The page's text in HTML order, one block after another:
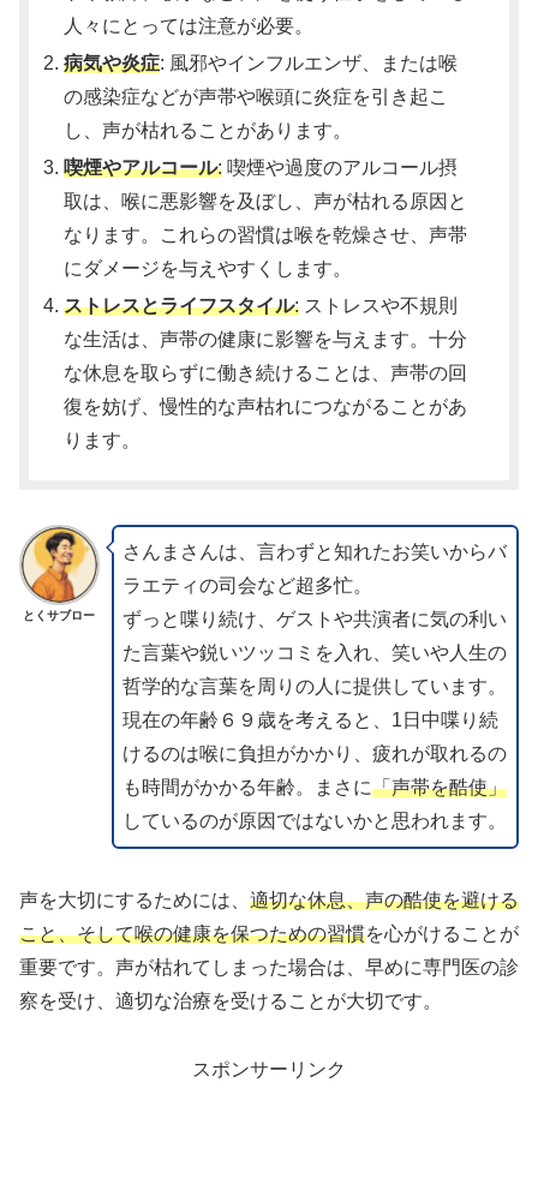
人々にとっては注意が必要。
病気や炎症: 風邪やインフルエンザ、または喉
の感染症などが声帯や喉頭に炎症を引き起こ
し、声が枯れることがあります。
喫煙やアルコール: 喫煙や過度のアルコール摂
取は、喉に悪影響を及ぼし、声が枯れる原因と
なります。これらの習慣は喉を乾燥させ、声帯
にダメージを与えやすくします。
ストレスとライフスタイル: ストレスや不規則
な生活は、声帯の健康に影響を与えます。十分
な休息を取らずに働き続けることは、声帯の回
復を妨げ、慢性的な声枯れにつながることがあ
ります。
とくサブロー
さんまさんは、言わずと知れたお笑いからバ
ラエティの司会など超多忙。
ずっと喋り続け、ゲストや共演者に気の利い
た言葉や鋭いツッコミを入れ、笑いや人生の
哲学的な言葉を周りの人に提供しています。
現在の年齢６９歳を考えると、1日中喋り続
けるのは喉に負担がかかり、疲れが取れるの
も時間がかかる年齢。まさに「声帯を酷使」
しているのが原因ではないかと思われます。
声を大切にするためには、 適切な休息、声の酷使を避ける
こと、そして喉の健康を保つための習慣を心がけることが
重要です。声が枯れてしまった場合は、早めに専門医の診
察を受け、適切な治療を受けることが大切です。
スポンサーリンク